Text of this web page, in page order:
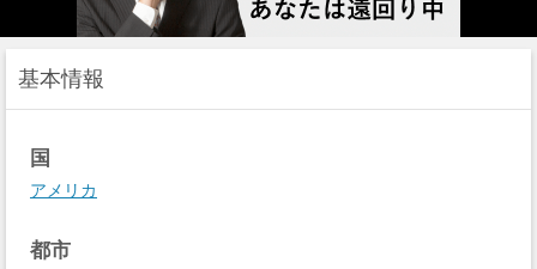
基本情報
国
アメリカ
都市